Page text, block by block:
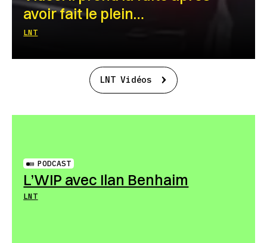
avoir fait le plein…
LNT
LNT Vidéos
PODCAST
L’WIP avec Ilan Benhaim
LNT